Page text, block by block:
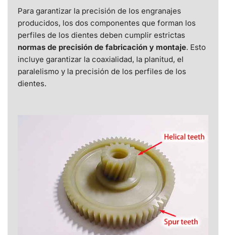
Para garantizar la precisión de los engranajes
producidos, los dos componentes que forman los
perfiles de los dientes deben cumplir estrictas
normas de precisión de fabricación y montaje. Esto
incluye garantizar la coaxialidad, la planitud, el
paralelismo y la precisión de los perfiles de los
dientes.